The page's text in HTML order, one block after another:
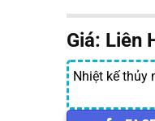
Giá: Liên
Nhiệt kế thủy